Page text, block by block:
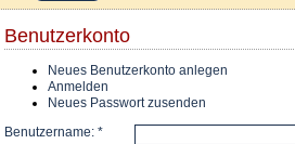
Benutzerkonto
Neues Benutzerkonto anlegen
Anmelden
Neues Passwort zusenden
Benutzername: *